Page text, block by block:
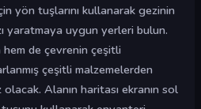
yön tuşlarını kullanarak gezinin
yaratmaya uygun yerleri bulun.
hem de çevrenin çeşitli
çeşitli malzemelerden
olacak. Alanın haritası ekranın sol